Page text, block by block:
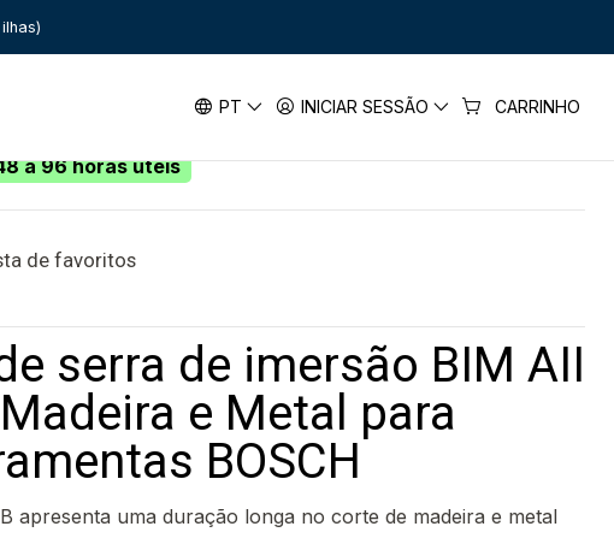
PT INICIAR SESSÃO CARRINHO
65 APB Madeira e Metal para multiferramentas BOSCH
de imersão BIM AII 65 APB Madeira
BOSCH
a 96 horas úteis
de favoritos
serra de imersão BIM AII
e Metal para
BOSCH
apresenta uma duração longa no corte de madeira e metal